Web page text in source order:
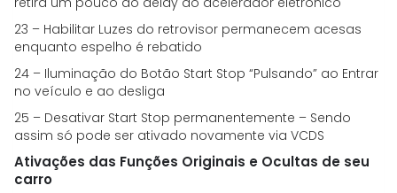
23 – Habilitar Luzes do retrovisor permanecem acesas
enquanto espelho é rebatido
24 – Iluminação do Botão Start Stop “Pulsando” ao Entrar
no veículo e ao desliga
25 – Desativar Start Stop permanentemente – Sendo
assim só pode ser ativado novamente via VCDS
Ativações das Funções Originais e Ocultas de seu
carro